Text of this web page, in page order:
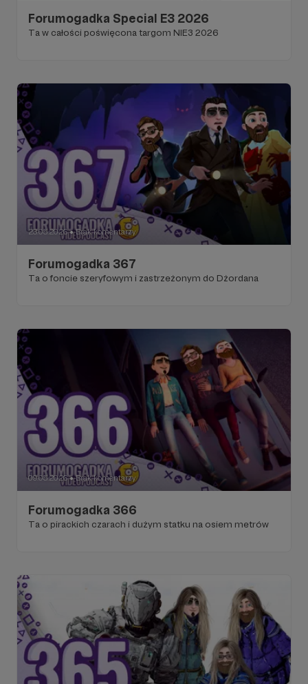
Forumogadka Special E3 2026
Ta w całości poświęcona targom NIE3 2026
23.05.2026 ● Brak komentarzy
Forumogadka 367
Ta o foncie szeryfowym i zastrzeżonym do Dżordana
09.05.2026 ● Brak komentarzy
Forumogadka 366
Ta o pirackich czarach i dużym statku na osiem metrów